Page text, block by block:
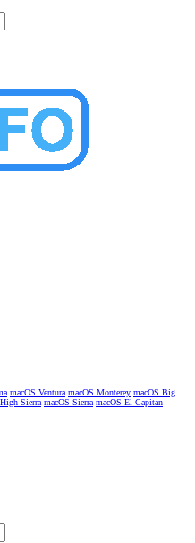
macOS Ventura macOS Monterey macOS Big
Sierra macOS Sierra macOS El Capitan